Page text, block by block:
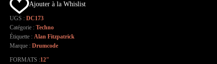
Ajouter à la Whislist
UGS : DC173
Catégorie : Techno
Étiquette : Alan Fitzpatrick
Marque : Drumcode
FORMATS 12"